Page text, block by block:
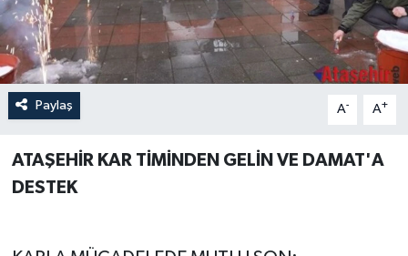
Paylaş A- A+
ATAŞEHİR KAR TİMİNDEN GELİN VE DAMAT'A
DESTEK